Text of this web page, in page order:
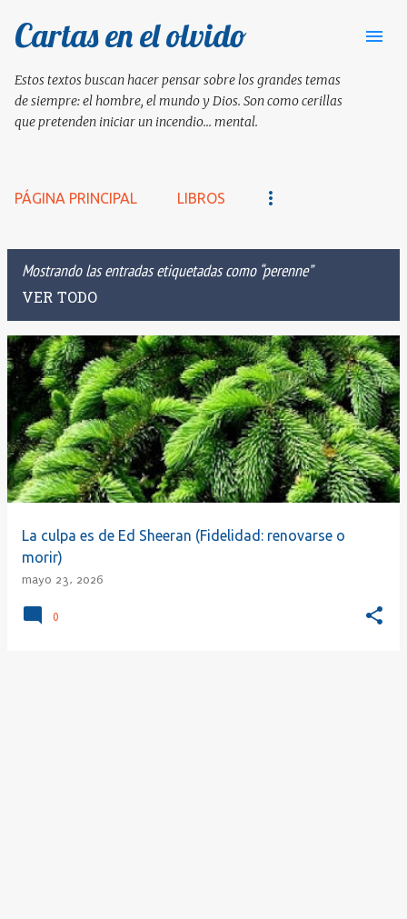
Ir al contenido principal
Cartas en el olvido
Estos textos buscan hacer pensar sobre los grandes temas
de siempre: el hombre, el mundo y Dios. Son como cerillas
que pretenden iniciar un incendio... mental.
PÁGINA PRINCIPAL LIBROS
Mostrando las entradas etiquetadas como perenne
VER TODO
E
n
a
d
a
La culpa es de Ed Sheeran (Fidelidad: renovarse o
morir)
mayo 23, 2026
0